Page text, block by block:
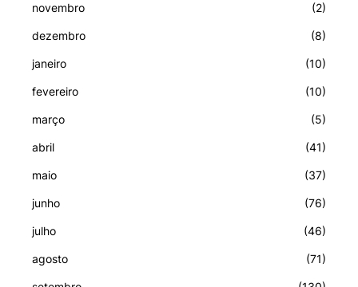
novembro (2)
dezembro (8)
janeiro (10)
fevereiro (10)
março (5)
abril (41)
maio (37)
junho (76)
julho (46)
agosto (71)